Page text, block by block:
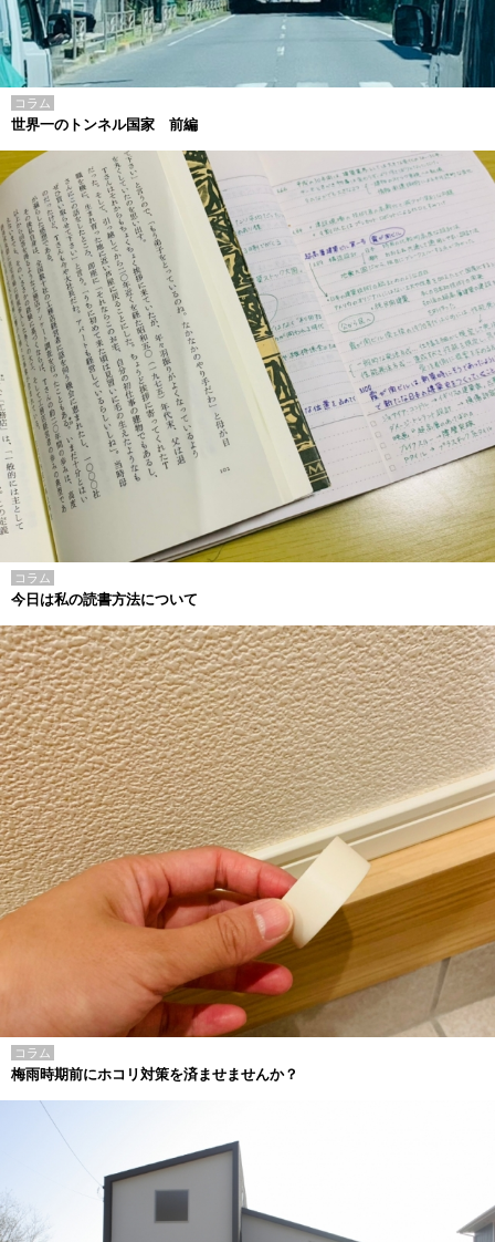
コラム
世界一のトンネル国家 前編
コラム
今日は私の読書方法について
コラム
梅雨時期前にホコリ対策を済ませませんか？